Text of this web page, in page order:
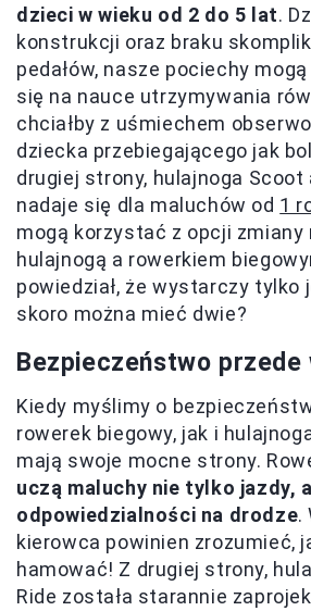
dzieci w wieku od 2 do 5 lat.
konstrukcji oraz braku
pedałów, nasze pociechy
się na nauce utrzymywania
chciałby z uśmiechem
dziecka przebiegającego jak
drugiej strony, hulajnoga Scoot
nadaje się dla maluchów od 1
mogą korzystać z opcji zmiany
hulajnogą a rowerkiem
powiedział, że wystarczy tylko
skoro można mieć dwie?
Bezpieczeństwo
Kiedy myślimy o
rowerek biegowy, jak i
mają swoje mocne strony.
uczą maluchy nie tylko jazdy,
odpowiedzialności na drodze.
kierowca powinien zrozumieć,
hamować! Z drugiej strony,
Ride została starannie